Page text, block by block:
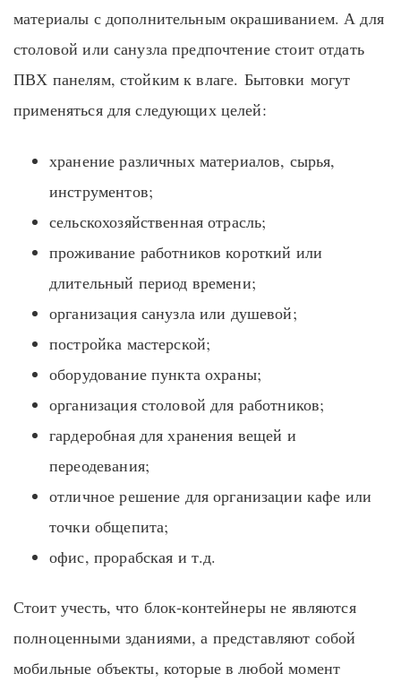
материалы с дополнительным окрашиванием. А для
столовой или санузла предпочтение стоит отдать
ПВХ панелям, стойким к влаге. Бытовки могут
применяться для следующих целей:
хранение различных материалов, сырья,
инструментов;
сельскохозяйственная отрасль;
проживание работников короткий или
длительный период времени;
организация санузла или душевой;
постройка мастерской;
оборудование пункта охраны;
организация столовой для работников;
гардеробная для хранения вещей и
переодевания;
отличное решение для организации кафе или
точки общепита;
офис, прорабская и т.д.
Стоит учесть, что блок-контейнеры не являются
полноценными зданиями, а представляют собой
мобильные объекты, которые в любой момент